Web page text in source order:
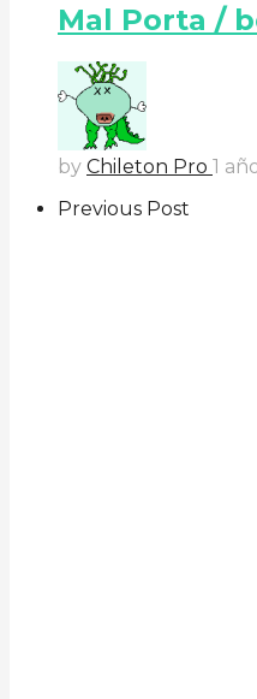
Mal Porta /
by Chileton Pro 1
Previous Post